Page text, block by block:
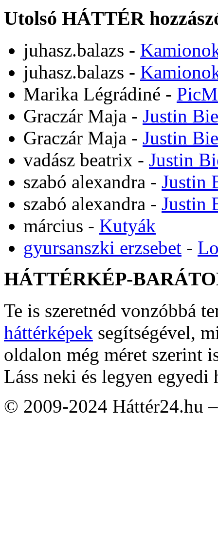
Utolsó HÁTTÉR
juhasz.balazs -
juhasz.balazs -
Marika Légrádiné -
Graczár Maja - Justin
Graczár Maja - Justin
vadász beatrix - Justin
szabó alexandra - Justin
szabó alexandra - Justin
március - Kutyák
gyursanszki erzsebet -
HÁTTÉRKÉP-
Te is szeretnéd vonzóbbá
háttérképek segítségével,
oldalon még méret szerint
Láss neki és legyen egyedi
© 2009-2024 Háttér24.hu